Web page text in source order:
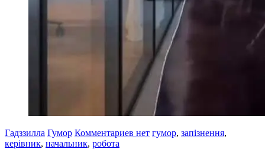
Гадззилла Гумор Комментариев нет гумор, запізнення,
керівник, начальник, робота